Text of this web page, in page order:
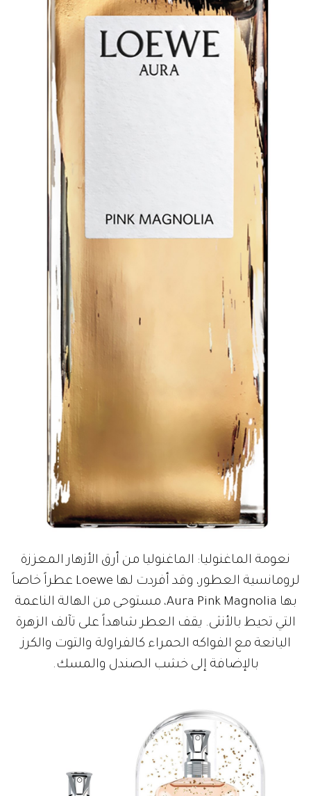
نعومة الماغنوليا: الماغنوليا من أرق الأزهار المعززة
لرومانسية العطور، وقد أفردت لها Loewe عطراً خاصاً
بها Aura Pink Magnolia، مستوحى من الهالة الناعمة
التي تحيط بالأنثى. يقف العطر شاهداً على تآلف الزهرة
اليانعة مع الفواكه الحمراء كالفراولة والتوت والكرز
بالإضافة إلى خشب الصندل والمسك.